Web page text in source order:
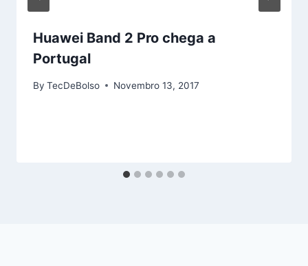
Huawei Band 2 Pro chega a
Portugal
By TecDeBolso Novembro 13, 2017